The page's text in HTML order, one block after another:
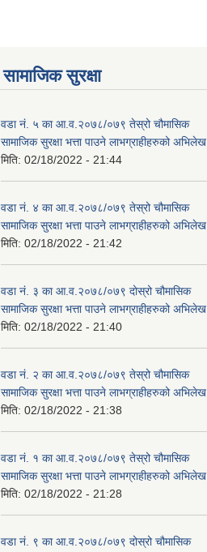
सामाजिक सुरक्षा
वडा नं. ५ का आ.व.२०७८/०७९ तेस्रो चौमासिक
सामाजिक सुरक्षा भत्ता पाउने लाभग्राहीहरुको अभिलेख
मिति: 02/18/2022 - 21:44
वडा नं. ४ का आ.व.२०७८/०७९ तेस्रो चौमासिक
सामाजिक सुरक्षा भत्ता पाउने लाभग्राहीहरुको अभिलेख
मिति: 02/18/2022 - 21:42
वडा नं. ३ का आ.व.२०७८/०७९ दोस्रो चौमासिक
सामाजिक सुरक्षा भत्ता पाउने लाभग्राहीहरुको अभिलेख
मिति: 02/18/2022 - 21:40
वडा नं. २ का आ.व.२०७८/०७९ तेस्रो चौमासिक
सामाजिक सुरक्षा भत्ता पाउने लाभग्राहीहरुको अभिलेख
मिति: 02/18/2022 - 21:38
वडा नं. १ का आ.व.२०७८/०७९ तेस्रो चौमासिक
सामाजिक सुरक्षा भत्ता पाउने लाभग्राहीहरुको अभिलेख
मिति: 02/18/2022 - 21:28
वडा नं. ९ का आ.व.२०७८/०७९ दोस्रो चौमासिक